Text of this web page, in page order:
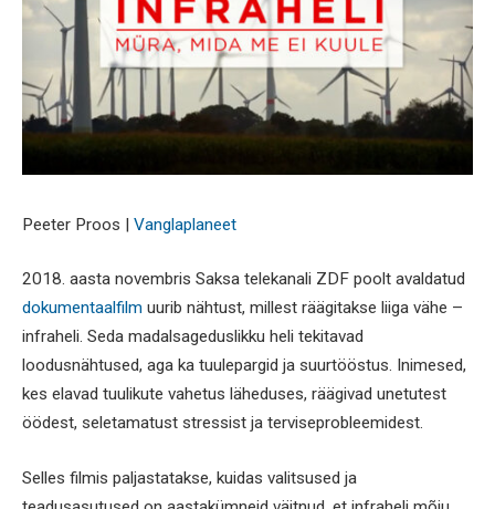
Peeter Proos | Vanglaplaneet
2018. aasta novembris Saksa telekanali ZDF poolt avaldatud
dokumentaalfilm uurib nähtust, millest räägitakse liiga vähe –
infraheli. Seda madalsageduslikku heli tekitavad
loodusnähtused, aga ka tuulepargid ja suurtööstus. Inimesed,
kes elavad tuulikute vahetus läheduses, räägivad unetutest
öödest, seletamatust stressist ja terviseprobleemidest.
Selles filmis paljastatakse, kuidas valitsused ja